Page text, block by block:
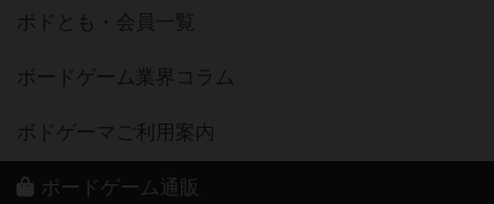
ボドとも・会員一覧
ボードゲーム業界コラム
ボドゲーマご利用案内
ボードゲーム通販